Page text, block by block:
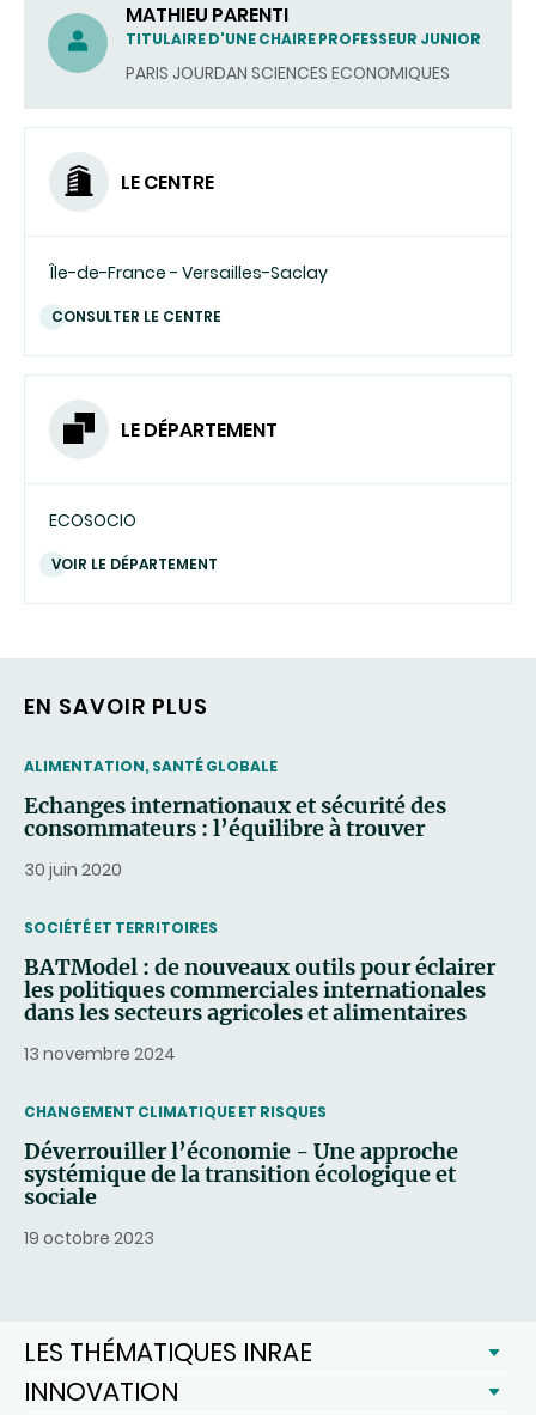
MATHIEU PARENTI
TITULAIRE D'UNE CHAIRE PROFESSEUR JUNIOR
PARIS JOURDAN SCIENCES ECONOMIQUES
LE CENTRE
Île-de-France - Versailles-Saclay
CONSULTER LE CENTRE
LE DÉPARTEMENT
ECOSOCIO
VOIR LE DÉPARTEMENT
EN SAVOIR PLUS
THEMATIC
ALIMENTATION, SANTÉ GLOBALE
Echanges internationaux et sécurité des
consommateurs : l’équilibre à trouver
30 juin 2020
THEMATIC
SOCIÉTÉ ET TERRITOIRES
BATModel : de nouveaux outils pour éclairer
les politiques commerciales internationales
dans les secteurs agricoles et alimentaires
13 novembre 2024
THEMATIC
CHANGEMENT CLIMATIQUE ET RISQUES
Déverrouiller l’économie - Une approche
systémique de la transition écologique et
sociale
19 octobre 2023
LES THÉMATIQUES INRAE
INNOVATION